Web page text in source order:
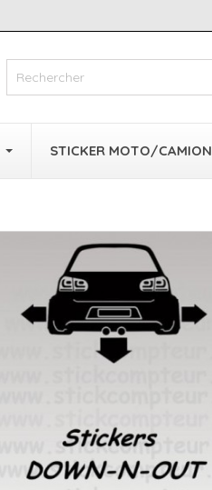
STICKER MOTO/CAMION